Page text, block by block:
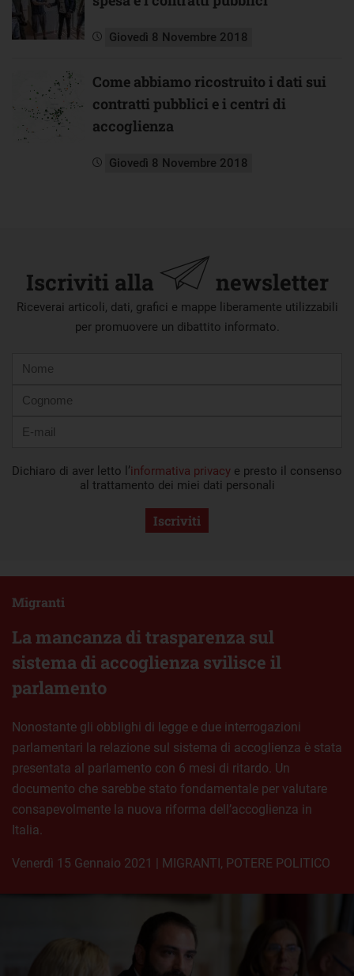
Giovedì 8 Novembre 2018
Come abbiamo ricostruito i dati sui
contratti pubblici e i centri di
accoglienza
Giovedì 8 Novembre 2018
Iscriviti alla newsletter
Riceverai articoli, dati, grafici e mappe liberamente utilizzabili
per promuovere un dibattito informato.
mail
Dichiaro di aver letto l’informativa privacy e presto il consenso
al trattamento dei miei dati personali
Iscriviti
La mancanza di trasparenza sul
sistema di accoglienza svilisce il
parlamento
Migranti
Nonostante gli obblighi di legge e due interrogazioni
parlamentari la relazione sul sistema di accoglienza è stata
presentata al parlamento con 6 mesi di ritardo. Un
documento che sarebbe stato fondamentale per valutare
consapevolmente la nuova riforma dell’accoglienza in
Italia.
venerdì 15 Gennaio 2021 | MIGRANTI, POTERE POLITICO